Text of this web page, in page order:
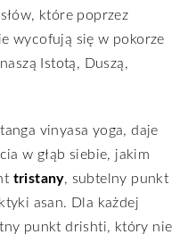
które poprzez
wycofują się w pokorze
Istotą, Duszą,
vinyasa yoga, daje
w głąb siebie, jakim
tristany, subtelny punkt
asan. Dla każdej
punkt drishti, który nie